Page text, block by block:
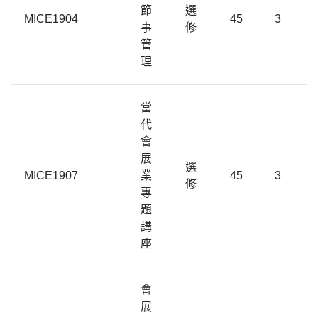
MICE1904
節
事
管
理
選
修
45 3
MICE1907
當
代
會
展
業
專
題
講
座
選
修
45 3
會
展